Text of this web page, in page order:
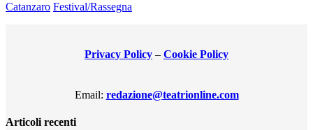
Catanzaro Festival/Rassegna
Privacy Policy – Cookie Policy
Email: redazione@teatrionline.com
Articoli recenti